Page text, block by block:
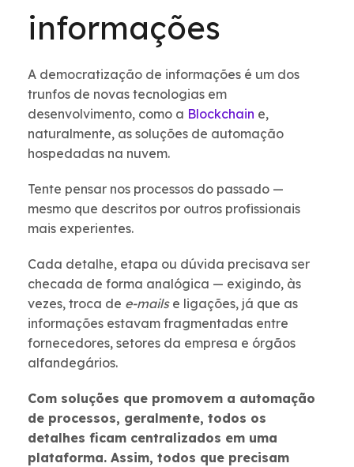
informações
A democratização de informações é um dos
trunfos de novas tecnologias em
desenvolvimento, como a Blockchain e,
naturalmente, as soluções de automação
hospedadas na nuvem.
Tente pensar nos processos do passado —
mesmo que descritos por outros profissionais
mais experientes.
Cada detalhe, etapa ou dúvida precisava ser
checada de forma analógica — exigindo, às
vezes, troca de e-mailse ligações, já que as
informações estavam fragmentadas entre
fornecedores, setores da empresa e órgãos
alfandegários.
Com soluções que promovem a automação
de processos, geralmente, todos os
detalhes ficam centralizados em uma
plataforma. Assim, todos que precisam